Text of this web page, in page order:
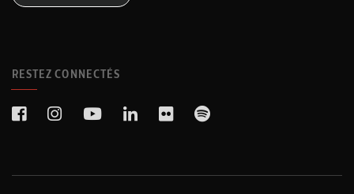
RESTEZ CONNECTÉS